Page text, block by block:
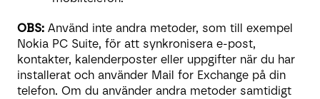
OBS: Använd inte andra metoder, som till exempel
Nokia PC Suite, för att synkronisera e-post,
kontakter, kalenderposter eller uppgifter när du har
installerat och använder Mail for Exchange på din
telefon. Om du använder andra metoder samtidigt